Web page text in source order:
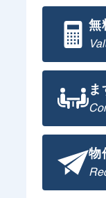
無
ま
物